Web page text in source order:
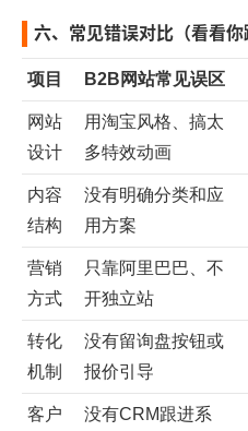
六、常见错误对比（看看你
项目 B2B网站常见误区
网站
设计
用淘宝风格、搞太
多特效动画
内容
结构
没有明确分类和应
用方案
营销
方式
只靠阿里巴巴、不
开独立站
转化
机制
没有留询盘按钮或
报价引导
客户
没有CRM跟进系